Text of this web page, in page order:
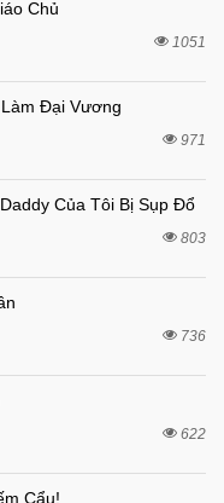
trước
trước
trước
trước
trước
trước
Chủ
1051
Đại Vương
971
Của Tôi Bị Sụp Đổ
803
736
622
Cẩu!